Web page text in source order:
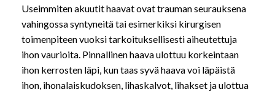
Useimmiten akuutit haavat ovat trauman seurauksena
vahingossa syntyneitä tai esimerkiksi kirurgisen
toimenpiteen vuoksi tarkoituksellisesti aiheutettuja
ihon vaurioita. Pinnallinen haava ulottuu korkeintaan
ihon kerrosten läpi, kun taas syvä haava voi läpäistä
ihon, ihonalaiskudoksen, lihaskalvot, lihakset ja ulottua